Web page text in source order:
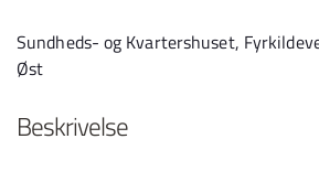
Sundheds- og Kvartershuset,
Øst
Beskrivelse